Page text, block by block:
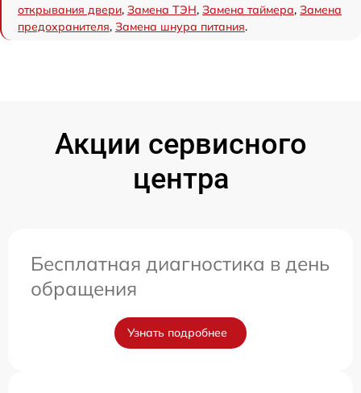
открывания двери, Замена ТЭН, Замена таймера, Замена
предохранителя, Замена шнура питания.
Акции сервисного
центра
Бесплатная диагностика в день
обращения
Узнать подробнее